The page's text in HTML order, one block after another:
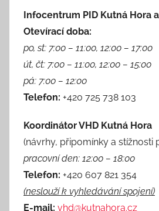
Infocentrum PID Kutná Hora
Otevírací doba:
po, st: 7:00 – 11:00, 12:00 – 17:00
út, čt: 7:00 – 11:00, 12:00 – 15:00
pá: 7:00 – 12:00
Telefon: +420 725 738 103
Koordinátor VHD Kutná Hora
(návrhy, připomínky a stížnosti
pracovní den: 12:00 – 18:00
Telefon: +420 607 821 354
(neslouží k vyhledávání spojení)
E-mail: vhd@kutnahora.cz